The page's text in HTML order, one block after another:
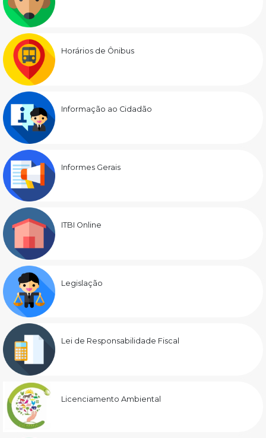
Horários de Ônibus
Informação ao Cidadão
Informes Gerais
ITBI Online
Legislação
Lei de Responsabilidade Fiscal
Licenciamento Ambiental